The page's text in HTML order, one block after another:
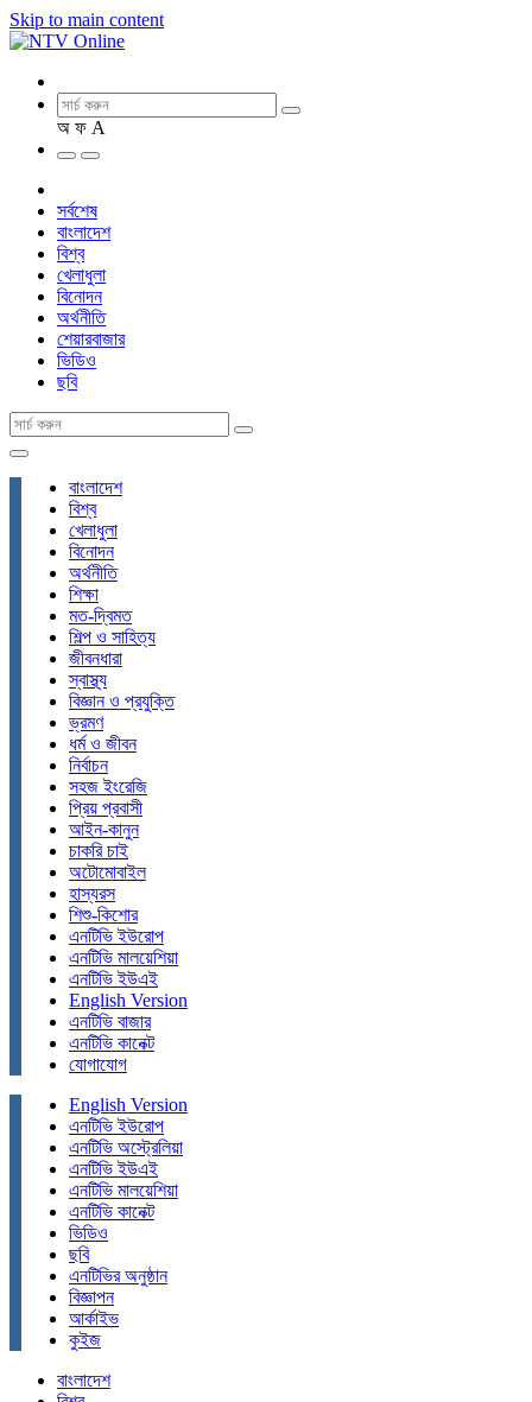
Skip to main content
অ ফ A
সর্বশেষ
বাংলাদেশ
বিশ্ব
খেলাধুলা
বিনোদন
অর্থনীতি
শেয়ারবাজার
ভিডিও
ছবি
বাংলাদেশ
বিশ্ব
খেলাধুলা
বিনোদন
অর্থনীতি
শিক্ষা
মত-দ্বিমত
শিল্প ও সাহিত্য
জীবনধারা
স্বাস্থ্য
বিজ্ঞান ও প্রযুক্তি
ভ্রমণ
ধর্ম ও জীবন
নির্বাচন
সহজ ইংরেজি
প্রিয় প্রবাসী
আইন-কানুন
চাকরি চাই
অটোমোবাইল
হাস্যরস
শিশু-কিশোর
এনটিভি ইউরোপ
এনটিভি মালয়েশিয়া
এনটিভি ইউএই
English Version
এনটিভি বাজার
এনটিভি কানেক্ট
যোগাযোগ
English Version
এনটিভি ইউরোপ
এনটিভি অস্ট্রেলিয়া
এনটিভি ইউএই
এনটিভি মালয়েশিয়া
এনটিভি কানেক্ট
ভিডিও
ছবি
এনটিভির অনুষ্ঠান
বিজ্ঞাপন
আর্কাইভ
কুইজ
বাংলাদেশ